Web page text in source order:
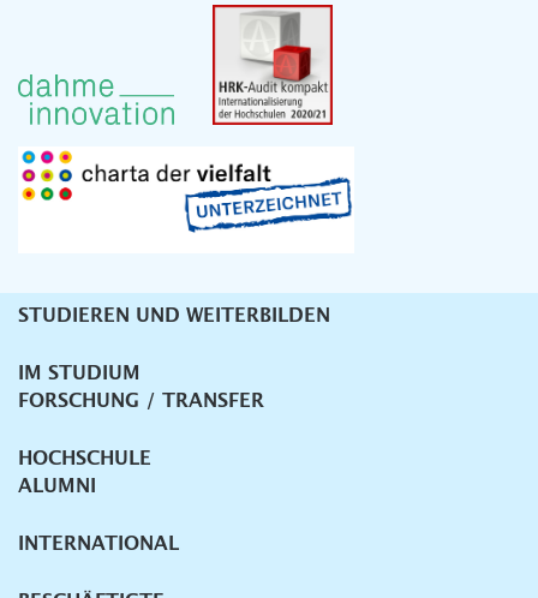
Unternavigation
STUDIEREN UND WEITERBILDEN
IM STUDIUM
FORSCHUNG / TRANSFER
HOCHSCHULE
ALUMNI
INTERNATIONAL